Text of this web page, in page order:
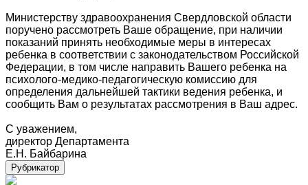
Министерству здравоохранения Свердловской области
поручено рассмотреть Ваше обращение, при наличии
показаний принять необходимые меры в интересах
ребенка в соответствии с законодательством Российской
Федерации, в том числе направить Вашего ребенка на
психолого-медико-педагогическую комиссию для
определения дальнейшей тактики ведения ребенка, и
сообщить Вам о результатах рассмотрения в Ваш адрес.
С уважением,
директор Департамента
Е.Н. Байбарина
Рубрикатор